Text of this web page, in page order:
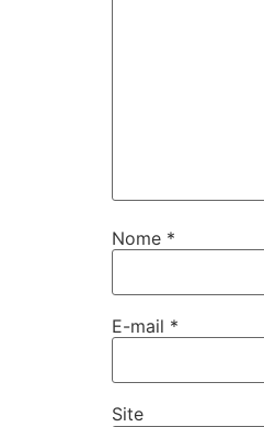
Nome *
E-mail *
Site